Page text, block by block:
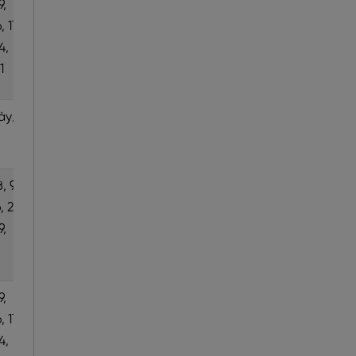
9,
22,